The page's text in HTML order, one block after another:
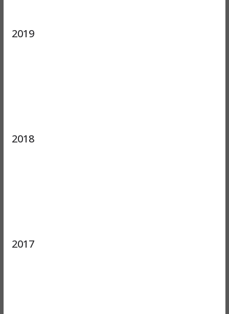
2019
2018
2017